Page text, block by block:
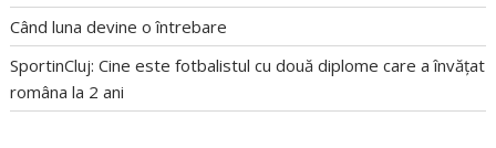
Când luna devine o întrebare
SportinCluj: Cine este fotbalistul cu două diplome care a învățat
româna la 2 ani